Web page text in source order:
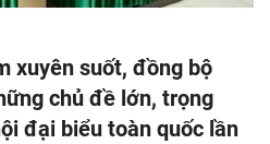
xuyên suốt, đồng bộ
chủ đề lớn, trọng
đại biểu toàn quốc lần